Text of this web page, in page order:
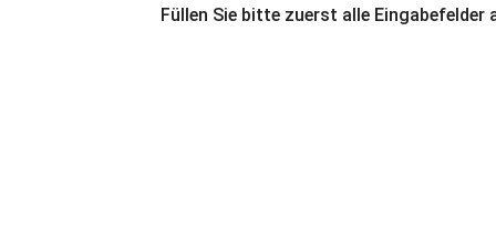
Füllen Sie bitte zuerst alle Eingabefelder